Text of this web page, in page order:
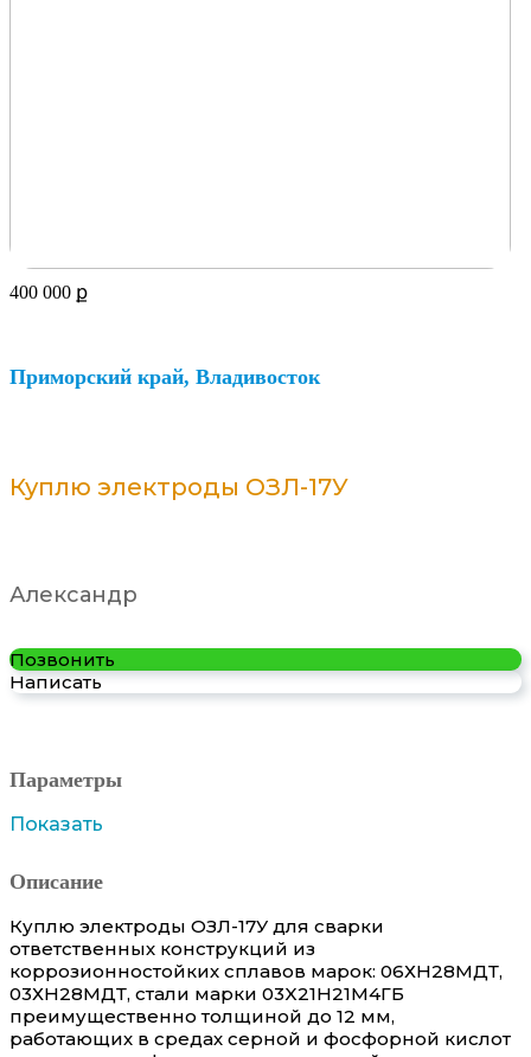
400 000 ք
Приморский край, Владивосток
Куплю электроды ОЗЛ-17У
Александр
Позвонить
Написать
Параметры
Показать
Описание
Куплю электроды ОЗЛ-17У для сварки
ответственных конструкций из
коррозионностойких сплавов марок: 06ХН28МДТ,
03ХН28МДТ, стали марки 03X21Н21М4ГБ
преимущественно толщиной до 12 мм,
работающих в средах серной и фосфорной кислот